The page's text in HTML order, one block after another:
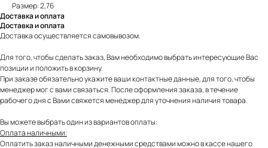
Размер: 2,76
Доставка и оплата
Доставка и оплата
Доставка осуществляется самовывозом.
Для того, чтобы сделать заказ, Вам необходимо выбрать интересующие Вас
позиции и положить в корзину.
При заказе обязательно укажите ваши контактные данные, для того, чтобы
менеджер мог с вами связаться. После оформления заказа, в течение
рабочего дня с Вами свяжется менеджер для уточнения наличия товара.
Вы можете выбрать один из вариантов оплаты:
Оплата наличными:
Оплатить заказ наличными денежными средствами можно в кассе нашего